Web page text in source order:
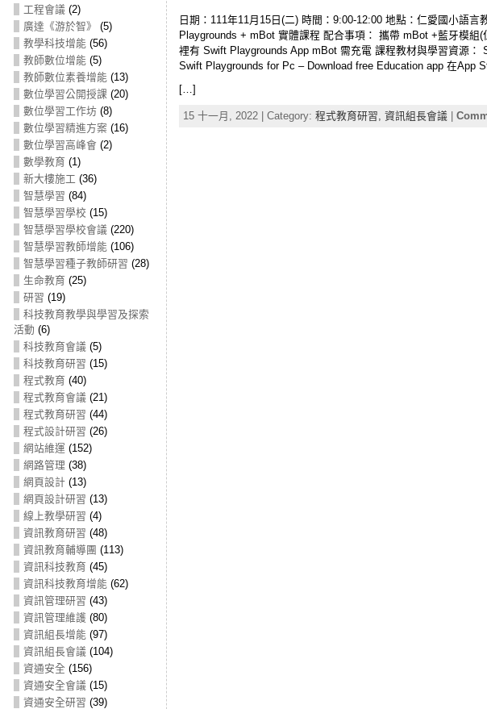
工程會議 (2)
廣達《游於智》
(5)
教學科技增能(56)
教師數位增能(5)
教師數位素養增能(13)
數位學習公開授課 (20)
數位學習工作坊(8)
數位學習精進方案 (16)
數位學習高峰會 (2)
數學教育 (1)
新大樓施工 (36)
智慧學習 (84)
智慧學習學校 (15)
智慧學習學校會議 (220)
智慧學習教師增能(106)
智慧學習種子教師研習 (28)
生命教育 (25)
研習 (19)
科技教育教學與學習及探索
活動 (6)
科技教育會議 (5)
科技教育研習 (15)
程式教育 (40)
程式教育會議 (21)
程式教育研習 (44)
程式設計研習 (26)
網站維運 (152)
網路管理 (38)
網頁設計(13)
網頁設計研習 (13)
線上教學研習 (4)
資訊教育研習 (48)
資訊教育輔導團 (113)
資訊科技教育 (45)
資訊科技教育增能(62)
資訊管理研習 (43)
資訊管理維護(80)
資訊組長增能(97)
資訊組長會議 (104)
資通安全 (156)
資通安全會議 (15)
資通安全研習 (39)
日期：111年11月15日(二) 時間：9:00-12:00 地點：仁愛國小語
Playgrounds + mBot 實體課程 配合事項： 攜帶 mBot +藍牙模
裡有 Swift Playgrounds App mBot 需充電 課程教材與學習資源
Swift Playgrounds for Pc – Download free Education app 在App
[…]
15 十一月, 2022 | Category: 程式教育研習, 資訊組長會議|